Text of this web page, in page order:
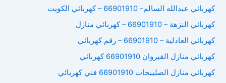
كهربائي عبدالله السالم- 66901910 – كهربائي الكويت
كهربائي النزهة – 66901910 – كهربائي منازل
كهربائي العادلية – 66901910 – رقم كهربائي
كهربائي منازل القيروان 66901910 كهربائي
كهربائي منازل الصليبخات 66901910 فني كهربائي